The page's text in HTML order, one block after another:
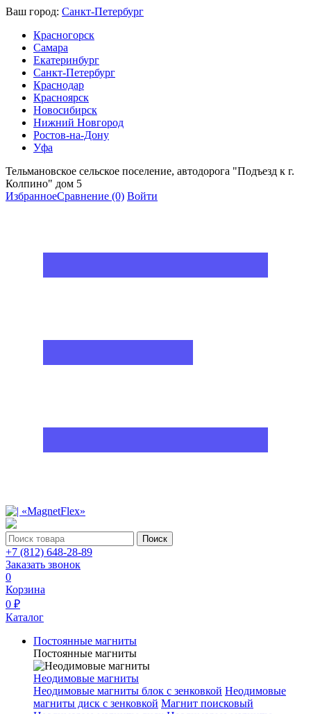
Ваш город: Санкт-Петербург
Красногорск
Самара
Екатеринбург
Санкт-Петербург
Краснодар
Красноярск
Новосибирск
Нижний Новгород
Ростов-на-Дону
Уфа
Тельмановское сельское поселение, автодорога "Подъезд к г.
Колпино" дом 5
ИзбранноеСравнение (0) Войти
Поиск
+7 (812) 648-28-89
Заказать звонок
0
Корзина
0 ₽
Каталог
Постоянные магниты
Постоянные магниты
Неодимовые магниты
Неодимовые магниты блок с зенковкой Неодимовые
магниты диск с зенковкой Магнит поисковый